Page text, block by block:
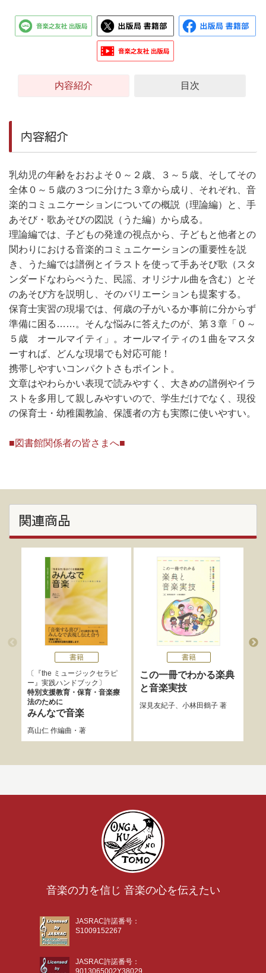
内容紹介 目次
内容紹介
乳幼児の年齢をおおよそ０～２歳、３～５歳、そしてその
全体０～５歳の３つに分けた３章から成り、それぞれ、音
楽的コミュニケーションについての概説（理論編）と、手
あそび・歌あそびの図説（うた編）から成る。
理論編では、子どもの発達の視点から、子どもと他者との
関わりにおける音楽的コミュニケーションの重要性を説
き、うた編では譜例とイラストを使って手あそび歌（スタ
ンダードなわらべうた、民謡、オリジナル曲を含む）とそ
のあそび方を説明し、そのバリエーションも提案する。
保育士実習の現場では、何歳の子がいるか事前に分からず
準備に困る……。そんな悩みに答えたのが、第３章「０～
５歳 オールマイティ」。オールマイティの１曲をマスタ
ーすれば、どんな現場でも対応可能！
携帯しやすいコンパクトさもポイント。
文章はやわらかい表現で読みやすく、大きめの譜例やイラ
ストを多用して親しみやすいので、学生だけでなく、現役
の保育士・幼稚園教諭、保護者の方も実際に使いやすい。
■図書館関係者の皆さまへ■
関連商品
書籍
『the ミュージックセラピ
ー』実践ハンドブック
特別支援教育・保育・音楽療
法のために
みんなで音楽
髙山仁作編曲・著
書籍
この一冊でわかる楽典
と音楽実技
深見友紀子、 小林田鶴子著
音楽の力を信じ 音楽の心を伝えたい
JASRAC許諾番号：
S1009152267
JASRAC許諾番号：
9013065002Y38029